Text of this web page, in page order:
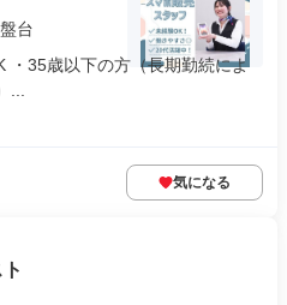
台
・35歳以下の方（長期勤続によ
気になる